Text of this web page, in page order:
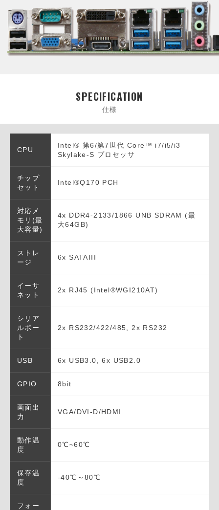
SPECIFICATION
仕様
CPU
Intel® 第6/第7世代 Core™ i7/i5/i3
Skylake-S プロセッサ
チップ
セット
Intel®Q170 PCH
対応メ
モリ(最
大容量)
4x DDR4-2133/1866 UNB SDRAM (最
大64GB)
ストレ
ージ
6x SATAIII
イーサ
ネット
2x RJ45 (Intel®WGI210AT)
シリア
ルポー
ト
2x RS232/422/485, 2x RS232
USB 6x USB3.0, 6x USB2.0
GPIO 8bit
画面出
力
VGA/DVI-D/HDMI
動作温
度
0℃~60℃
保存温
度
-40℃～80℃
フォー